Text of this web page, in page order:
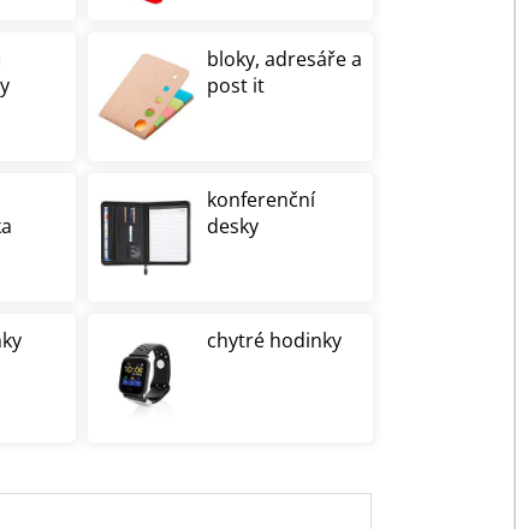
bloky, adresáře a
post it
konferenční
desky
chytré hodinky